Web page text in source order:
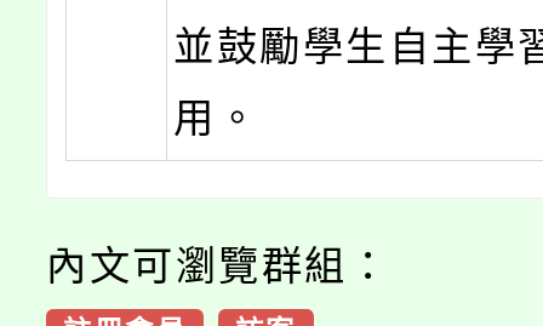
並鼓勵學生自主學
用。
內文可瀏覽群組：